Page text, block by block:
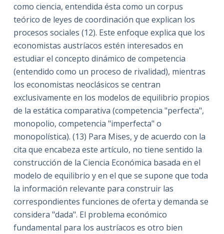
como ciencia, entendida ésta como un corpus
teórico de leyes de coordinación que explican los
procesos sociales (12). Este enfoque explica que los
economistas austríacos estén interesados en
estudiar el concepto dinámico de competencia
(entendido como un proceso de rivalidad), mientras
los economistas neoclásicos se centran
exclusivamente en los modelos de equilibrio propios
de la estática comparativa (competencia "perfecta",
monopolio, competencia "imperfecta" o
monopolística). (13) Para Mises, y de acuerdo con la
cita que encabeza este artículo, no tiene sentido la
construcción de la Ciencia Económica basada en el
modelo de equilibrio y en el que se supone que toda
la información relevante para construir las
correspondientes funciones de oferta y demanda se
considera "dada". El problema económico
fundamental para los austríacos es otro bien